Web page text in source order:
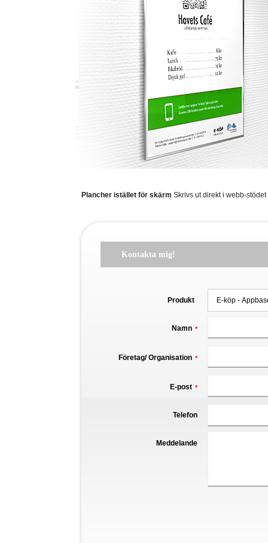
Plancher istället för skärm Skrivs ut direkt i webb-
Kontakta mig!
Produkt
Namn *
Företag/ Organisation *
E-post *
Telefon
Meddelande